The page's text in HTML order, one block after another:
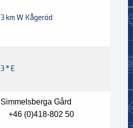
3 km W Kågeröd
3 ° E
Simmelsberga Gård
+46 (0)418-802 50